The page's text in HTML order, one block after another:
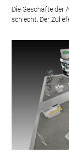
Die Geschäfte der
schlecht. Der